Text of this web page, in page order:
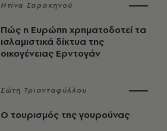
Ντίνα Σαρακηνού
Πώς η Ευρώπη χρηματοδοτεί τα
ισλαμιστικά δίκτυα της
οικογένειας Ερντογάν
Σώτη Τριανταφύλλου
Ο τουρισμός της γουρούνας